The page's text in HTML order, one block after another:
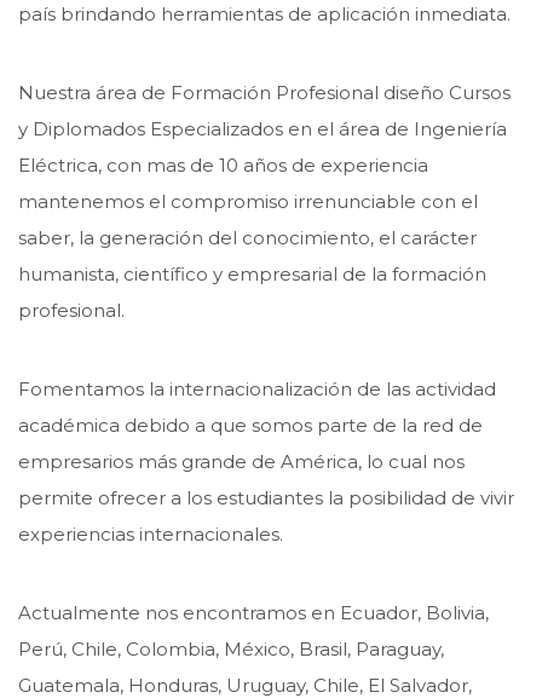
país brindando herramientas de aplicación inmediata.
Nuestra área de Formación Profesional diseño Cursos
y Diplomados Especializados en el área de Ingeniería
Eléctrica, con mas de 10 años de experiencia
mantenemos el compromiso irrenunciable con el
saber, la generación del conocimiento, el carácter
humanista, científico y empresarial de la formación
profesional.
Fomentamos la internacionalización de las actividad
académica debido a que somos parte de la red de
empresarios más grande de América, lo cual nos
permite ofrecer a los estudiantes la posibilidad de vivir
experiencias internacionales.
Actualmente nos encontramos en Ecuador, Bolivia,
Perú, Chile, Colombia, México, Brasil, Paraguay,
Guatemala, Honduras, Uruguay, Chile, El Salvador,